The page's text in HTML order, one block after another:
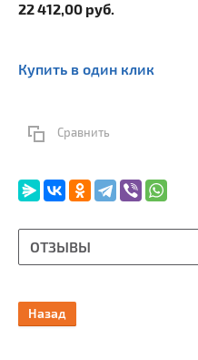
22 412,00 руб.
Купить в один клик
Сравнить
ОТЗЫВЫ
Назад